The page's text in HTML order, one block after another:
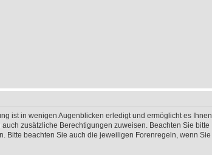
ist in wenigen Augenblicken erledigt und ermöglicht es Ihnen,
zusätzliche Berechtigungen zuweisen. Beachten Sie bitte
Bitte beachten Sie auch die jeweiligen Forenregeln, wenn Sie